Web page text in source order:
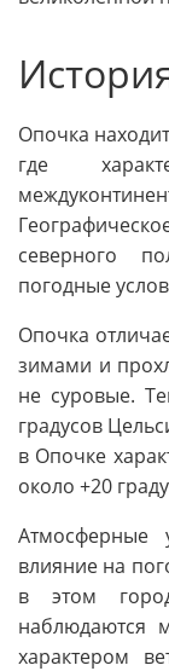
Опочка
где
северного
погодные
Опочка
зимами и
не суровые.
градусов
в Опочке
около +20
Атмосферные
влияние на
в этом
наблюдаются
характером